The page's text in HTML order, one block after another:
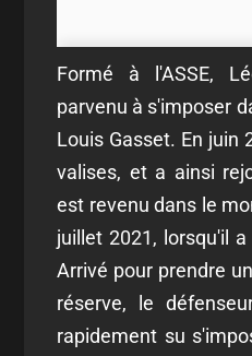
Formé à l'ASSE,
parvenu à s'imposer
Louis Gasset. En juin
valises, et a ainsi
est revenu dans le
juillet 2021, lorsqu'il
Arrivé pour prendre
réserve, le
rapidement su